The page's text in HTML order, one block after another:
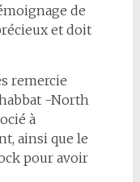
de
et doit
remercie
-North
à
ainsi que le
pour avoir